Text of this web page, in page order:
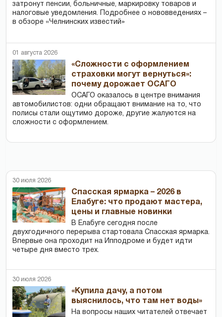
затронут пенсии, больничные, маркировку товаров и
налоговые уведомления. Подробнее о нововведениях –
в обзоре «Челнинских известий»
01 августа 2026
«Сложности с оформлением
страховки могут вернуться»:
почему дорожает ОСАГО
ОСАГО оказалось в центре внимания
автомобилистов: одни обращают внимание на то, что
полисы стали ощутимо дороже, другие жалуются на
сложности с оформлением.
30 июля 2026
Спасская ярмарка – 2026 в
Елабуге: что продают мастера,
цены и главные новинки
В Елабуге сегодня после
двухгодичного перерыва стартовала Спасская ярмарка.
Впервые она проходит на Ипподроме и будет идти
четыре дня вместо трех.
30 июля 2026
«Купила дачу, а потом
выяснилось, что там нет воды»
На вопросы наших читателей отвечает